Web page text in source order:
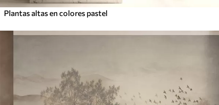
Plantas altas en colores pastel